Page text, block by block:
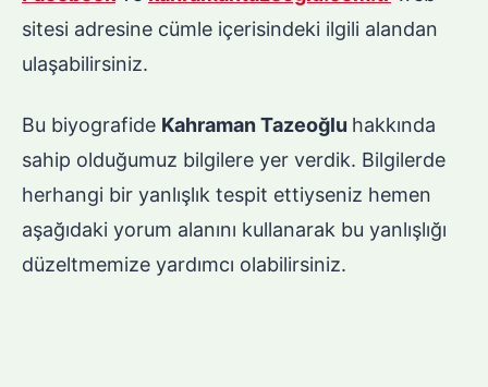
sitesi adresine cümle içerisindeki ilgili alandan
ulaşabilirsiniz.
Bu biyografide Kahraman Tazeoğlu hakkında
sahip olduğumuz bilgilere yer verdik. Bilgilerde
herhangi bir yanlışlık tespit ettiyseniz hemen
aşağıdaki yorum alanını kullanarak bu yanlışlığı
düzeltmemize yardımcı olabilirsiniz.